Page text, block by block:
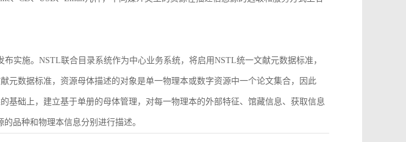
实施。NSTL联合目录系统作为中心业务系统，将启用NSTL统一文献元数据标准，
元数据标准，资源母体描述的对象是单一物理本或数字资源中一个论文集合，因此
基础上，建立基于单册的母体管理，对每一物理本的外部特征、馆藏信息、获取信息
品种和物理本信息分别进行描述。